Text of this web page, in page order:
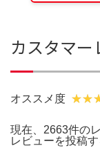
カスタマー
オススメ度
現在、2663件の
レビューを投稿